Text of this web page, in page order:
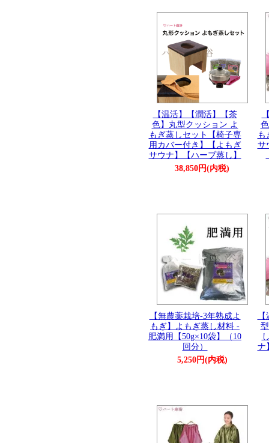
【温活】【潤活】【茶
色】丸型クッション よ
もぎ蒸しセット【椅子専
用カバー付き】【よもぎ
サウナ】【ハーブ蒸し】
38,850円(内税)
も
サ
【無農薬栽培-3年熟成よ
もぎ】よもぎ蒸し材料 -
肥満用【50g×10袋】（10
回分）
5,250円(内税)
ナ